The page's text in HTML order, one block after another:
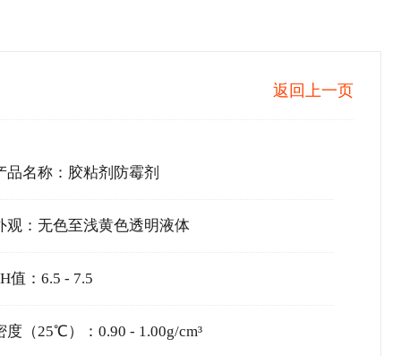
返回上一页
品名称：胶粘剂防霉剂
观：无色至浅黄色透明液体
值：6.5 - 7.5
度（25℃）：0.90 - 1.00g/cm³